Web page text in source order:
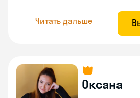
Читать дальше
Оксана